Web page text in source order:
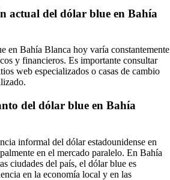
actual del dólar blue en Bahía
en Bahía Blanca hoy varía constantemente
y financieros. Es importante consultar
web especializados o casas de cambio
del dólar blue en Bahía
informal del dólar estadounidense en
en el mercado paralelo. En Bahía
ciudades del país, el dólar blue es
en la economía local y en las